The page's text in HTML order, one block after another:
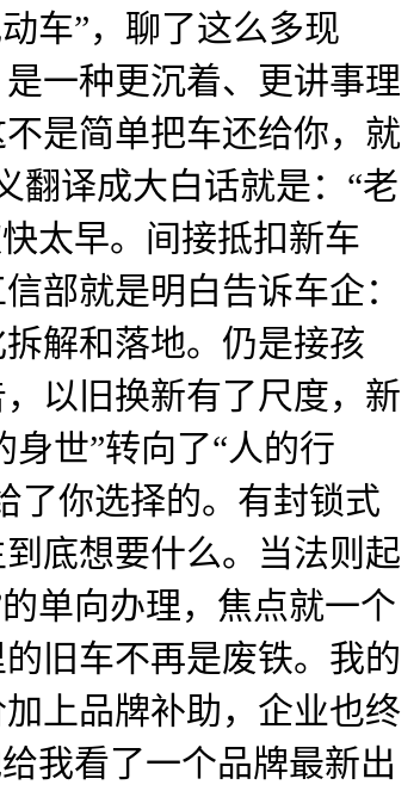
车”，聊了这么多现
一种更沉着、更讲事理
是简单把车还给你，就
翻译成大白话就是：“老
太早。间接抵扣新车
部就是明白告诉车企：
解和落地。仍是接孩
以旧换新有了尺度，新
世”转向了“人的行
了你选择的。有封锁式
底想要什么。当法则起
单向办理，焦点就一个
旧车不再是废铁。我的
上品牌补助，企业也终
我看了一个品牌最新出